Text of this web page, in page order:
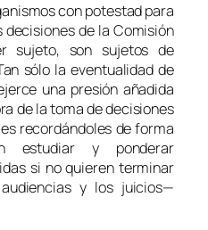
con potestad para
de la Comisión
sujeto, son sujetos de
sólo la eventualidad de
una presión añadida
de la toma de decisiones
recordándoles de forma
estudiar y ponderar
si no quieren terminar
y los juicios—